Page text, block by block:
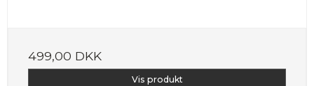
499,00 DKK
Vis produkt